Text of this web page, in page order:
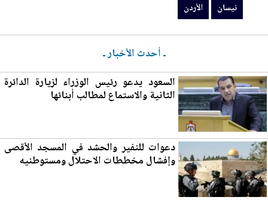
نيسان الأردن
ـ أحدث الأخبار ـ
السعود يدعو رئيس الوزراء لزيارة الدائرة
الثانية والاستماع لمطالب أبنائها
دعوات للنفير والحشد في المسجد الأقصى
وإفشال مخططات الاحتلال ومستوطنيه